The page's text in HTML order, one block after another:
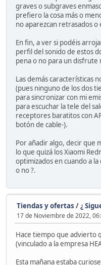
graves o subgraves
prefiero la cosa más o
no aparezcan retrasados
En fin, a ver si podéis
perfil del sonido de estos
pena o no para un disfrute
Las demás características
(pues ninguno de los dos
para sincronizar con mi
para escuchar la tele del
receptores baratitos con
botón de cable-).
Por añadir algo, decir que
lo que quizá los Xiaomi
optimizados en cuando a
o no ?.
Tiendas y ofertas /¿
17 de Noviembre de 2022,
Hace tiempo que advierto
(vinculado a la empresa
Esta mañana estaba